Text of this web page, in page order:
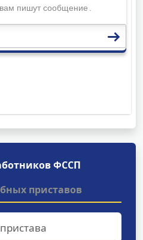
ФССП
приставов